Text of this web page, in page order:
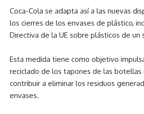
Coca-Cola se adapta así a las nuevas
los cierres de los envases de plástico,
Directiva de la UE sobre plásticos de un
Esta medida tiene como objetivo
reciclado de los tapones de las botellas
contribuir a eliminar los residuos
envases.